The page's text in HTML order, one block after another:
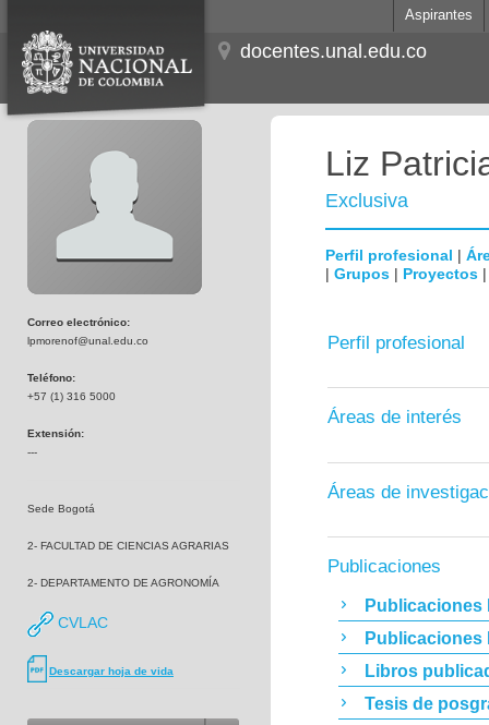
Aspirantes
docentes.unal.edu.co
Correo electrónico:
lpmorenof@unal.edu.co
Teléfono:
+57 (1) 316 5000
Extensión:
---
Sede Bogotá
2- FACULTAD DE CIENCIAS AGRARIAS
2- DEPARTAMENTO DE AGRONOMÍA
CVLAC
Descargar hoja de vida
Liz
Exclusiva
Perfil profesional |
| Grupos | Proyectos
Perfil profesional
Áreas de interés
Áreas de
Publicaciones
Publicaciones
Publicaciones
Libros
Tesis de